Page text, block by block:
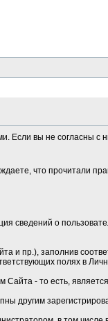
Если вы не согласны с
что прочитали
сведений о
и пр.), заполнив
полях в
Сайта - то есть,
другим